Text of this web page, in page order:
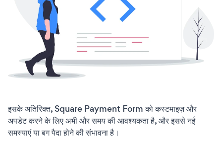
इसके अतिरिक्त, Square Payment Form को कस्टमाइज़ और
अपडेट करने के लिए अभी और समय की आवश्यकता है, और इससे नई
समस्याएं या बग पैदा होने की संभावना है।